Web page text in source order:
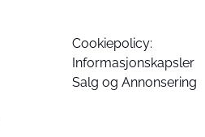
Cookiepolicy:
Informasjonskapsler
Salg og Annonsering